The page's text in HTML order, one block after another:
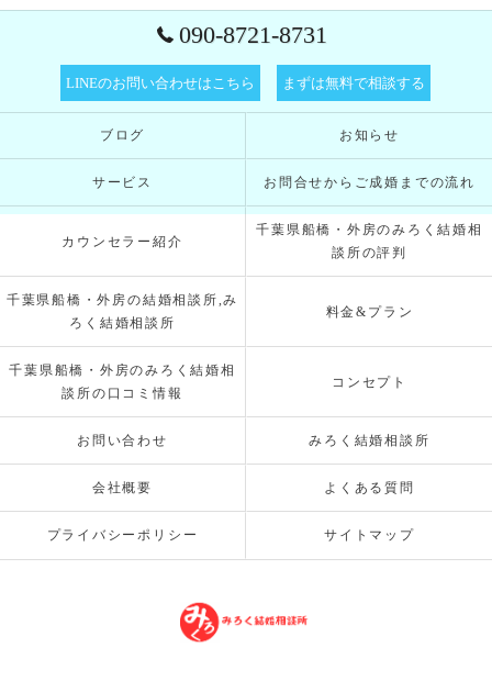
090-8721-8731
LINEのお問い合わせはこちら まずは無料で相談する
ブログ お知らせ
サービス お問合せからご成婚までの流れ
カウンセラー紹介
千葉県船橋・外房のみろく結婚相
談所の評判
千葉県船橋・外房の結婚相談所,み
ろく結婚相談所
料金&プラン
千葉県船橋・外房のみろく結婚相
談所の口コミ情報
コンセプト
お問い合わせ みろく結婚相談所
会社概要 よくある質問
プライバシーポリシー サイトマップ